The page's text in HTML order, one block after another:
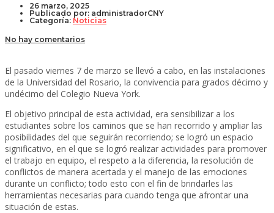
26 marzo, 2025
Publicado por: administradorCNY
Categoría: Noticias
No hay comentarios
El pasado viernes 7 de marzo se llevó a cabo, en las instalaciones
de la Universidad del Rosario, la convivencia para grados décimo y
undécimo del Colegio Nueva York.
El objetivo principal de esta actividad, era sensibilizar a los
estudiantes sobre los caminos que se han recorrido y ampliar las
posibilidades del que seguirán recorriendo; se logró un espacio
significativo, en el que se logró realizar actividades para promover
el trabajo en equipo, el respeto a la diferencia, la resolución de
conflictos de manera acertada y el manejo de las emociones
durante un conflicto; todo esto con el fin de brindarles las
herramientas necesarias para cuando tenga que afrontar una
situación de estas.